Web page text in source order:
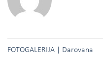
FOTOGALERIJA | Darovana